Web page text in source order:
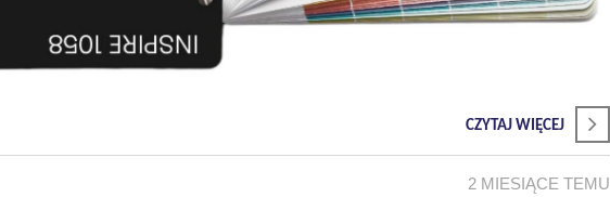
CZYTAJ WIĘCEJ
2 MIESIĄCE TEMU